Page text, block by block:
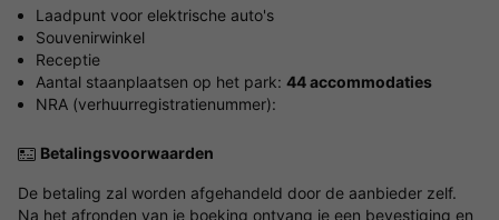
Laadpunt voor elektrische auto's
Souvenirwinkel
Receptie
Aantal staanplaatsen op het park: 44 accommodaties
NRA (verhuurregistratienummer):
Betalingsvoorwaarden
De betaling zal worden afgehandeld door de aanbieder zelf.
Na het afronden van je boeking ontvang je een bevestiging en